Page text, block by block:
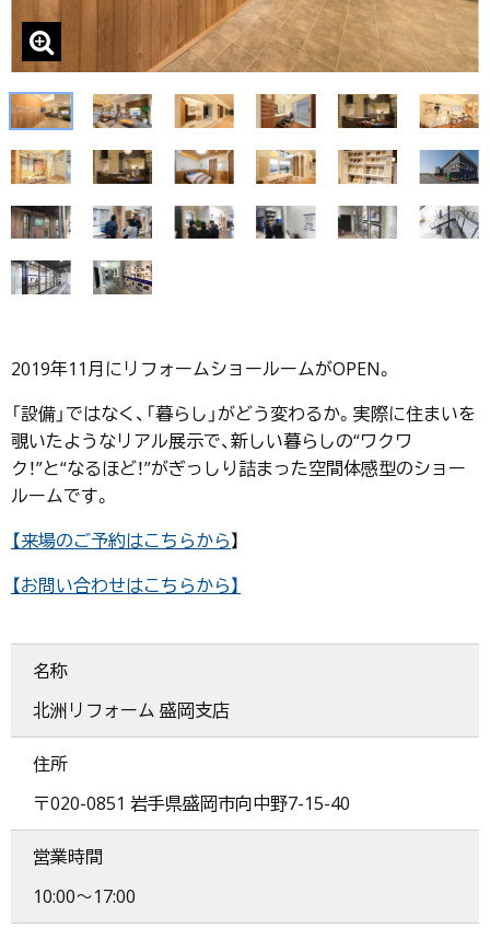
2019年11月にリフォームショールームがOPEN。
「設備」ではなく、「暮らし」がどう変わるか。実際に住まいを
覗いたようなリアル展示で、新しい暮らしの“ワクワ
ク！”と“なるほど！”がぎっしり詰まった空間体感型のショー
ルームです。
【来場のご予約はこちらから】
【お問い合わせはこちらから】
名称
北洲リフォーム 盛岡支店
住所
〒020-0851 岩手県盛岡市向中野7-15-40
営業時間
10:00〜17:00